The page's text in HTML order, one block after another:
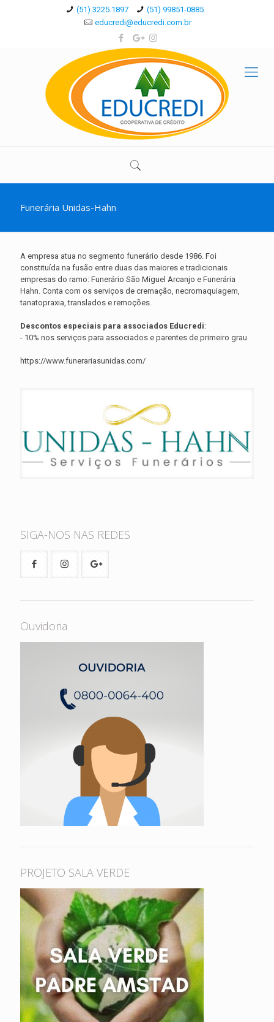
(51) 3225.1897
(51) 99851-0885
educredi@educredi.com.br
Funerária Unidas-Hahn
A empresa atua no segmento funerário desde 1986. Foi
constituída na fusão entre duas das maiores e tradicionais
empresas do ramo: Funerário São Miguel Arcanjo e Funerária
Hahn. Conta com os serviços de cremação, necromaquiagem,
tanatopraxia, translados e remoções.
Descontos especiais para associados Educredi:
- 10% nos serviços para associados e parentes de primeiro grau
https://www.funerariasunidas.com/
SIGA-NOS NAS REDES
Ouvidoria
PROJETO SALA VERDE